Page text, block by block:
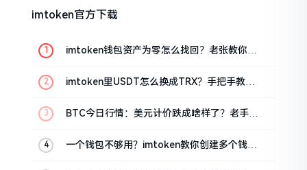
imtoken官方下载
imtoken钱包资产为零怎么找回？老张教你几
imtoken里USDT怎么换成TRX？手把手教你
BTC今日行情：美元计价跌成啥样了？老手教
一个钱包不够用？imtoken教你创建多个钱包